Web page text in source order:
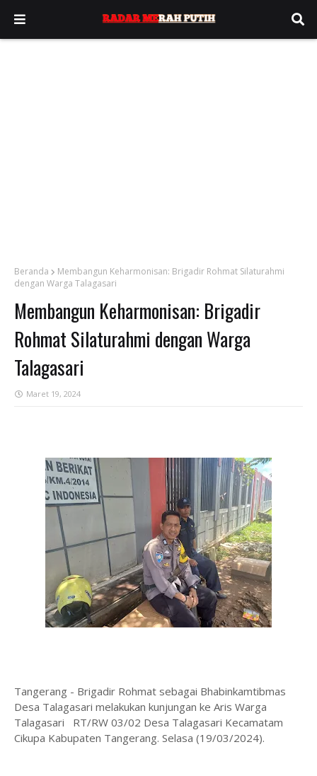
Beranda
Membangun Keharmonisan: Brigadir Rohmat Silaturahmi
dengan Warga Talagasari
Membangun Keharmonisan: Brigadir
Rohmat Silaturahmi dengan Warga
Talagasari
Maret 19, 2024
Tangerang - Brigadir Rohmat sebagai Bhabinkamtibmas
Desa Talagasari melakukan kunjungan ke Aris Warga
Talagasari RT/RW 03/02 Desa Talagasari Kecamatam
Cikupa Kabupaten Tangerang. Selasa (19/03/2024).